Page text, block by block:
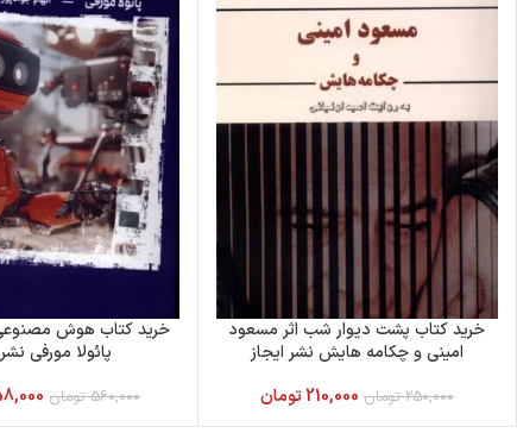
خرید کتاب پشت دیوار شب اثر مسعود
امینی و چکامه هایش نشر ایجاز
250,000 تومان 210,000 تومان
خرید کتاب هوش مصنوعی
پائولا مورفی
560,000 تومان